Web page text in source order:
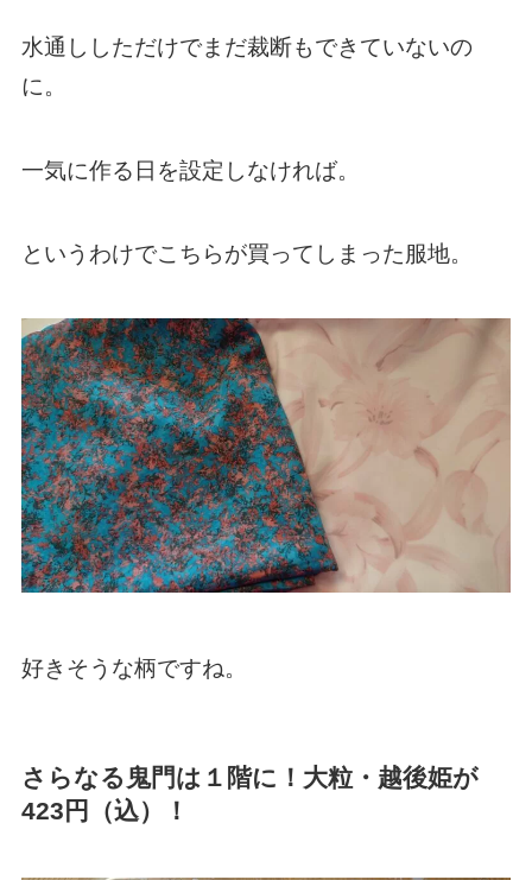
水通ししただけでまだ裁断もできていないの
に。
一気に作る日を設定しなければ。
というわけでこちらが買ってしまった服地。
好きそうな柄ですね。
さらなる鬼門は１階に！大粒・越後姫が
423円（込）！